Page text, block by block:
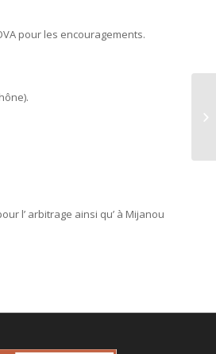
pour les encouragements.
l’ arbitrage ainsi qu’ à Mijanou